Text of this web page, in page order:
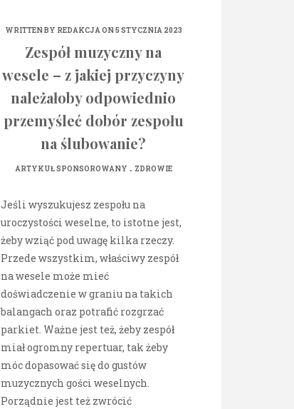
WRITTEN BY REDAKCJAON 5 STYCZNIA 2023
Zespół muzyczny na
wesele – z jakiej przyczyny
należałoby odpowiednio
przemyśleć dobór zespołu
na ślubowanie?
ARTYKUŁ SPONSOROWANY . ZDROWIE
Jeśli wyszukujesz zespołu na
uroczystości weselne, to istotne jest,
żeby wziąć pod uwagę kilka rzeczy.
Przede wszystkim, właściwy zespół
na wesele może mieć
doświadczenie w graniu na takich
balangach oraz potrafić rozgrzać
parkiet. Ważne jest też, żeby zespół
miał ogromny repertuar, tak żeby
móc dopasować się do gustów
muzycznych gości weselnych.
Porządnie jest też zwrócić